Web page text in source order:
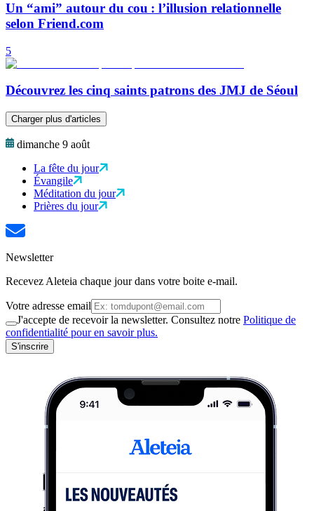
Un “ami” autour du cou : l’illusion relationnelle
selon Friend.com
5
Découvrez les cinq saints patrons des JMJ de Séoul
Charger plus d'articles
dimanche 9 août
La fête du jour
Évangile
Méditation du jour
Prières du jour
Newsletter
Recevez Aleteia chaque jour dans votre boite e-mail.
Votre adresse email
J'accepte de recevoir la newsletter. Consultez notre Politique de
confidentialité pour en savoir plus.
S'inscrire